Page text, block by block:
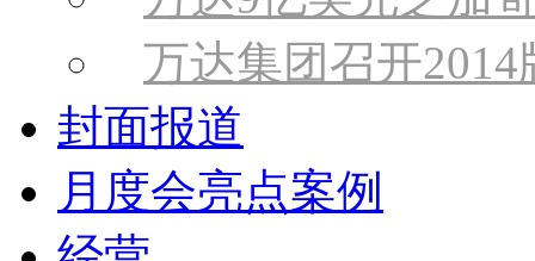
万达集团召开
封面报道
月度会亮点案例